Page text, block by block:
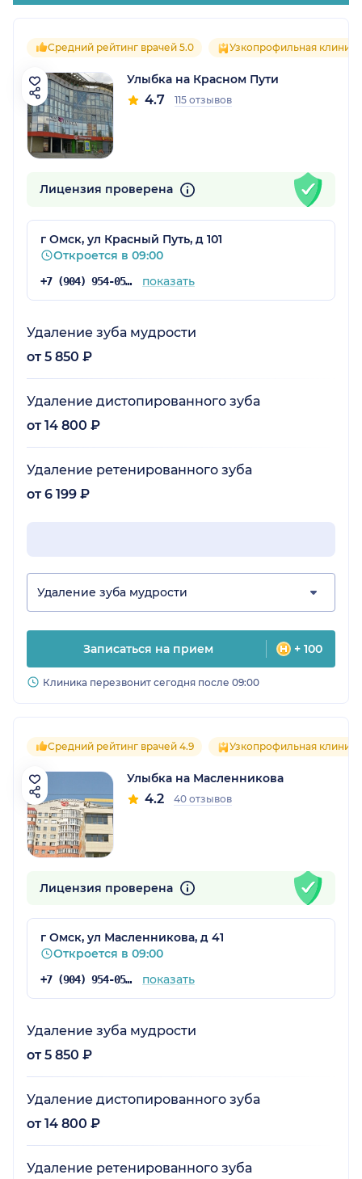
Средний рейтинг врачей 5.0 Узкопрофильная клиника
Улыбка на Красном Пути
4.7 115 отзывов
Лицензия проверена
г Омск, ул Красный Путь, д 101
Откроется в 09:00
+7 (904) 954-05-70 показать
Удаление зуба мудрости
от 5 850 ₽
Удаление дистопированного зуба
от 14 800 ₽
Удаление ретенированного зуба
от 6 199 ₽
Удаление зуба мудрости
Записаться на прием + 100
Клиника перезвонит сегодня после 09:00
Средний рейтинг врачей 4.9 Узкопрофильная клиника
Улыбка на Масленникова
4.2 40 отзывов
Лицензия проверена
г Омск, ул Масленникова, д 41
Откроется в 09:00
+7 (904) 954-05-70 показать
Удаление зуба мудрости
от 5 850 ₽
Удаление дистопированного зуба
от 14 800 ₽
Удаление ретенированного зуба